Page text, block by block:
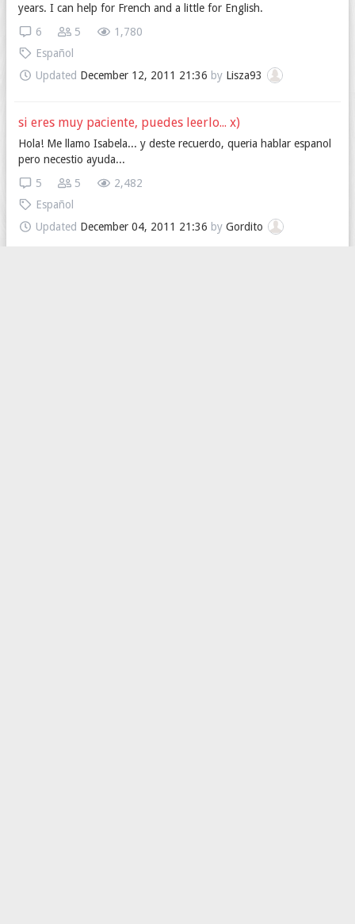
years. I can help for French and a little for English.
1,780
5
6
Español
Updated December 12, 2011 21:36 by Lisza93
si eres muy paciente, puedes leerlo... x)
Hola! Me llamo Isabela... y deste recuerdo, queria hablar espanol
pero necestio ayuda...
2,482
5
5
Español
Updated December 04, 2011 21:36 by Gordito